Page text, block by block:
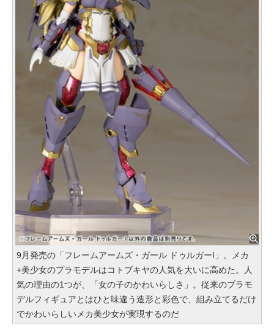
9月発売の「フレームアームズ・ガール ドゥルガーI」。メカ
+美少女のプラモデルはコトブキヤの人気を大いに高めた。人
気の理由の1つが、「女の子のかわいらしさ」。従来のプラモ
デルフィギュアとはひと味違う造形と彩色で、組み立てるだけ
でかわいらしいメカ美少女が実現するのだ